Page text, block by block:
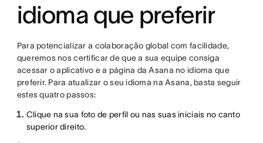
idioma que preferir
Para potencializar a colaboração global com facilidade,
queremos nos certificar de que a sua equipe consiga
acessar o aplicativo e a página da Asana no idioma que
preferir. Para atualizar o seu idioma na Asana, basta seguir
estes quatro passos:
Clique na sua foto de perfil ou nas suas iniciais no canto
superior direito.